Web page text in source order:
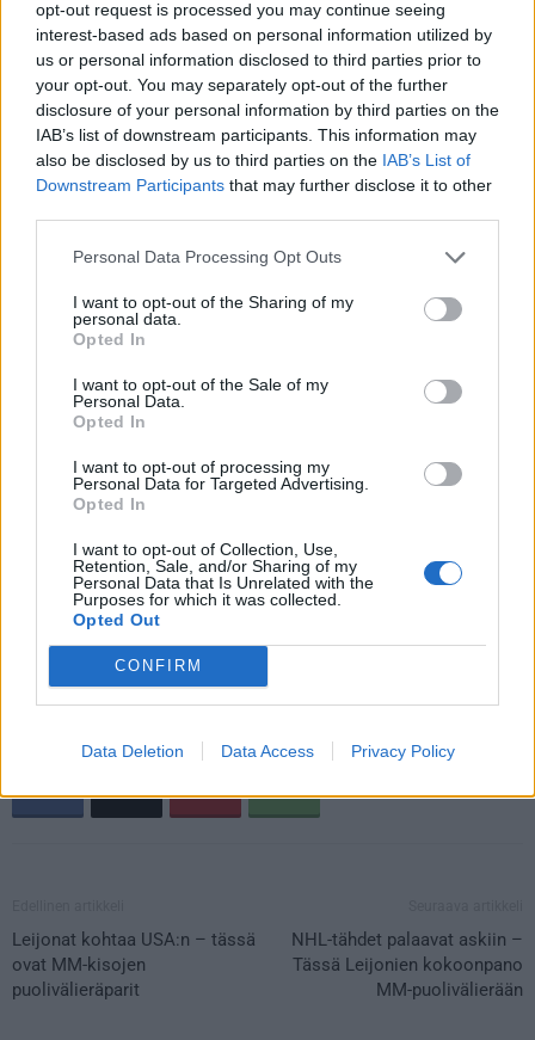
opt-out request is processed you may continue seeing
interest-based ads based on personal information utilized by
us or personal information disclosed to third parties prior to
your opt-out. You may separately opt-out of the further
disclosure of your personal information by third parties on the
IAB’s list of downstream participants. This information may
also be disclosed by us to third parties on the IAB’s List of
Downstream Participants that may further disclose it to other
Personal Data Processing Opt Outs
I want to opt-out of the Sharing of my
personal data.
Opted In
I want to opt-out of the Sale of my
Personal Data.
Opted In
I want to opt-out of processing my
Personal Data for Targeted Advertising.
Opted In
I want to opt-out of Collection, Use,
Retention, Sale, and/or Sharing of my
Personal Data that Is Unrelated with the
Purposes for which it was collected.
Opted Out
CONFIRM
Data Deletion Data Access Privacy Policy
Sveitsin historiasta myös löytyy esimerkkejä, joissa joukkue
on ollut ennakkosuosikki, mutta lopulta osoittautunut itsensä
pahimmaksi viholliseksi.
Selvin pelin henki on kuitenkin Herningin iltaottelussa.
Kisaisäntä Tanska tekee taatusti aivan kaikkensa intohimoisen
kotiyleisön edessä, mutta kun vastassa on kenties jopa yksi
kisahistorian kovimmista Kanadan ryhmistä, niin vaatii
yllätysmahdollisuuden näkeminen melkoista optimismia. Toki
mutta Kanada on niin ylivoimainen suosikki, että Tanskan
voitto olisi heittämällä yksi kisahistorian suurimmista
yllätyspaukuista.
Torstain 22.5. MM-kisaohjelma –
puolivälierät:
17:20 USA-Suomi (Tukholma)
17:20 Sveitsi-Itävalta (Herning)
21:20 Ruotsi-Tshekki (Tukholma)
21:20 Kanada-Tanska (Herning)
Leijonat kohtaa USA:n – tässä
ovat MM-kisojen
puolivälieräparit
NHL-tähdet palaavat askiin –
Tässä Leijonien kokoonpano
MM-puolivälierään